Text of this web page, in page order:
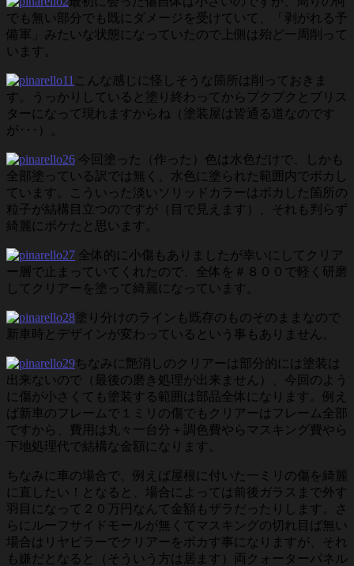
でも無い部分でも既にダメージを受けていて、「剥がれる予
備軍」みたいな状態になっていたので上側は殆ど一周削って
います。
こんな感じに怪しそうな箇所は削っておきま
す。うっかりしていると塗り終わってからプクプクとブリス
ターになって現れますからね（塗装屋は皆通る道なのです
が･･･）。
今回塗った（作った）色は水色だけで、しかも
全部塗っている訳では無く、水色に塗られた範囲内でボカし
ています。こういった淡いソリッドカラーはボカした箇所の
粒子が結構目立つのですが（目で見えます）、それも判らず
綺麗にボケたと思います。
全体的に小傷もありましたが幸いにしてクリア
ー層で止まっていてくれたので、全体を＃８００で軽く研磨
してクリアーを塗って綺麗になっています。
塗り分けのラインも既存のものそのままなので
新車時とデザインが変わっているという事もありません。
ちなみに艶消しのクリアーは部分的には塗装は
出来ないので（最後の磨き処理が出来ません）、今回のよう
に傷が小さくても塗装する範囲は部品全体になります。例え
ば新車のフレームで１ミリの傷でもクリアーはフレーム全部
ですから、費用は丸々一台分＋調色費やらマスキング費やら
下地処理代で結構な金額になります。
ちなみに車の場合で、例えば屋根に付いた一ミリの傷を綺麗
に直したい！となると、場合によっては前後ガラスまで外す
羽目になって２０万円なんて金額もザラだったりします。さ
らにルーフサイドモールが無くてマスキングの切れ目ば無い
場合はリヤピラーでクリアーをボカす事になりますが、それ
も嫌だとなると（そういう方は居ます）両クォーターパネル